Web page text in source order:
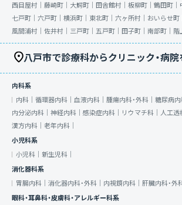
西目屋村｜ 藤崎町｜ 大鰐町｜ 田舎館村｜ 板柳町｜ 鶴田町｜
七戸町｜ 六戸町｜ 横浜町｜ 東北町｜ 六ヶ所村｜ おいらせ町｜
風間浦村｜ 佐井村｜ 三戸町｜ 五戸町｜ 田子町｜ 南部町｜ 階
八戸市で診療科からクリニック・病院
内科系
内科｜ 循環器内科｜ 血液内科｜ 腫瘍内科・外科｜ 糖尿病内
内分泌内科｜ 神経内科｜ 感染症内科｜ リウマチ科｜ 人工透
漢方内科｜ 老年内科｜
小児科系
小児科｜ 新生児科｜
消化器科系
胃腸内科｜ 消化器内科・外科｜ 内視鏡内科｜ 肝臓内科・外
眼科・耳鼻科・皮膚科・アレルギー科系